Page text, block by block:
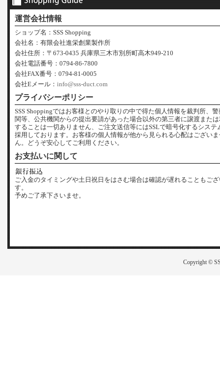
運営会社情報
ショップ名：SSS Shopping
会社名：有限会社進栄創業製作所
会社住所：〒673-0435 兵庫県三木市別所町高木949-210
会社電話番号：0794-86-7800
会社FAX番号：0794-81-0005
会社Eメール： info@sss-duct.com
プライバシーポリシー
SSS Shoppingではお客様とのやり取りの中で得た個人情報を裁判所、
関等、公共機関からの提出要請があった場合以外の第三者に譲渡また
することは一切ありません、ご注文送信等にはSSLで暗号化するシステ
採用しております。お客様の個人情報が他から見られる心配はござい
ん。どうぞ安心してご利用ください。
お支払いに関して
ご入金のタイミングや土日祝日をはさむ場合は確認が遅れることもご
す。
予めご了承下さいませ。
Copyright ©